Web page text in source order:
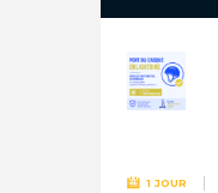
1 JOUR